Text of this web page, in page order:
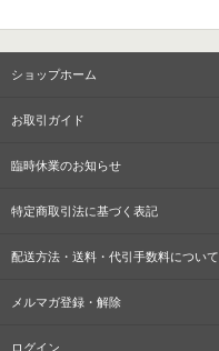
ショップホーム
お取引ガイド
臨時休業のお知らせ
特定商取引法に基づく表記
配送方法・送料・代引手数料について
メルマガ登録・解除
ログイン